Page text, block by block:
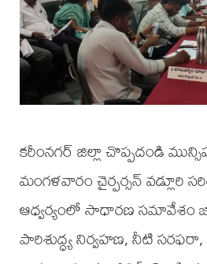
కరీంనగర్ జిల్లా చొప్పదండి
మంగళవారం చైర్పర్సన్ వడ్లూరి
ఆధ్వర్యంలో సాధారణ సమావేశం
పారిశుద్ధ్య నిర్వహణ, నీటి సరఫరా,